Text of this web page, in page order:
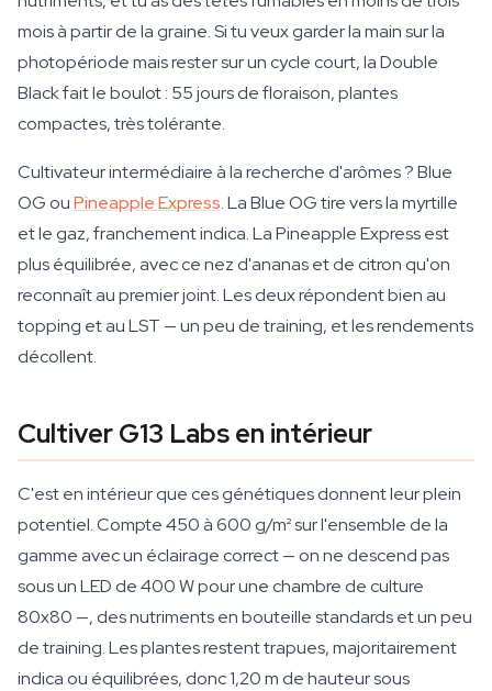
mois à partir de la graine. Si tu veux garder la main sur la
photopériode mais rester sur un cycle court, la Double
Black fait le boulot : 55 jours de floraison, plantes
compactes, très tolérante.
Cultivateur intermédiaire à la recherche d'arômes ? Blue
OG ouPineapple Express. La Blue OG tire vers la myrtille
et le gaz, franchement indica. La Pineapple Express est
plus équilibrée, avec ce nez d'ananas et de citron qu'on
reconnaît au premier joint. Les deux répondent bien au
topping et au LST — un peu de training, et les rendements
décollent.
Cultiver G13 Labs en intérieur
C'est en intérieur que ces génétiques donnent leur plein
potentiel. Compte 450 à 600 g/m² sur l'ensemble de la
gamme avec un éclairage correct — on ne descend pas
sous un LED de 400 W pour une chambre de culture
80x80 —, des nutriments en bouteille standards et un peu
de training. Les plantes restent trapues, majoritairement
indica ou équilibrées, donc 1,20 m de hauteur sous